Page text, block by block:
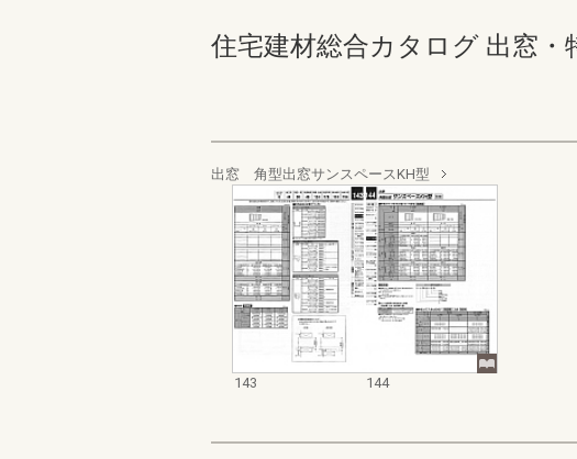
住宅建材総合カタログ 出窓・
出窓 角型出窓サンスペースKH型
143 144